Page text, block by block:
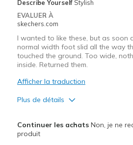
Sizing
Feels true to size
View On Shoes
I'm Into Shoes
Describe Yourself Stylish
EVALUER À
skechers.com
I wanted to like these, but as soon
normal width foot slid all the way
touched the ground. Too wide,
inside. Returned them.
Afficher la traduction
Plus de détails
Attractive Design
Continuer les achatsNon, je ne
produit